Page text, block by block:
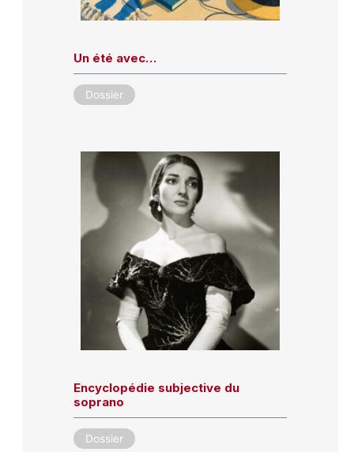
Un été avec…
Dossier
Encyclopédie subjective du
soprano
Dossier